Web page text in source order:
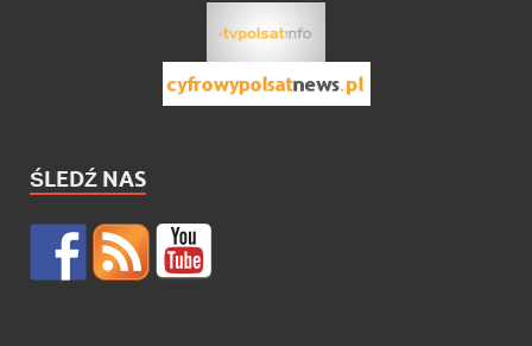
ŚLEDŹ NAS